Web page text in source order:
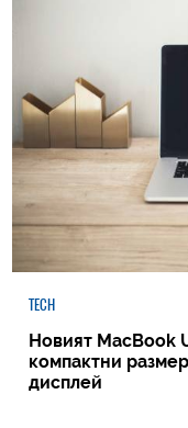
TECH
Новият MacBook
компактни
дисплей